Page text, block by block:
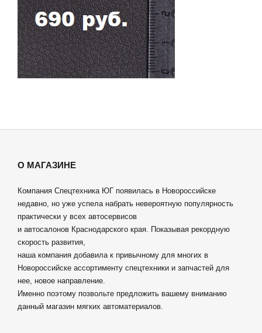
О МАГАЗИНЕ
Компания Спецтехника ЮГ появилась в Новороссийске
недавно, но уже успела набрать невероятную популярность
практически у всех автосервисов
и автосалонов Краснодарского края. Показывая рекордную
скорость развития,
наша компания добавила к привычному для многих в
Новороссийске ассортименту спецтехники и запчастей для
нее, новое направление.
Именно поэтому позвольте предложить вашему вниманию
данный магазин мягких автоматериалов.